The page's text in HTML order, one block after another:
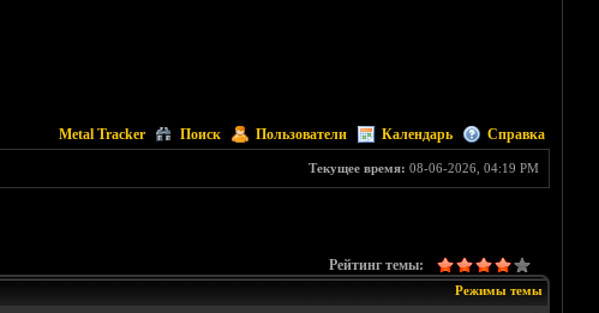
Metal Tracker Поиск Пользователи Календарь Справка
Текущее время: 08-06-2026, 04:19 PM
Рейтинг темы:
Режимы темы